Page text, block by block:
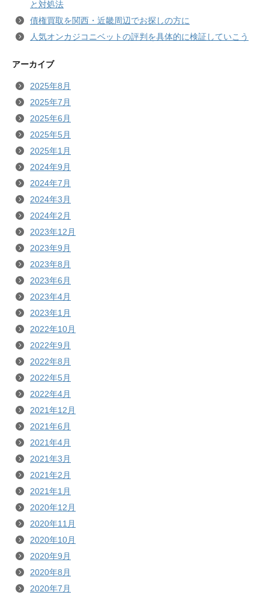
と対処法
債権買取を関西・近畿周辺でお探しの方に
人気オンカジコニベットの評判を具体的に検証していこう
アーカイブ
2025年8月
2025年7月
2025年6月
2025年5月
2025年1月
2024年9月
2024年7月
2024年3月
2024年2月
2023年12月
2023年9月
2023年8月
2023年6月
2023年4月
2023年1月
2022年10月
2022年9月
2022年8月
2022年5月
2022年4月
2021年12月
2021年6月
2021年4月
2021年3月
2021年2月
2021年1月
2020年12月
2020年11月
2020年10月
2020年9月
2020年8月
2020年7月